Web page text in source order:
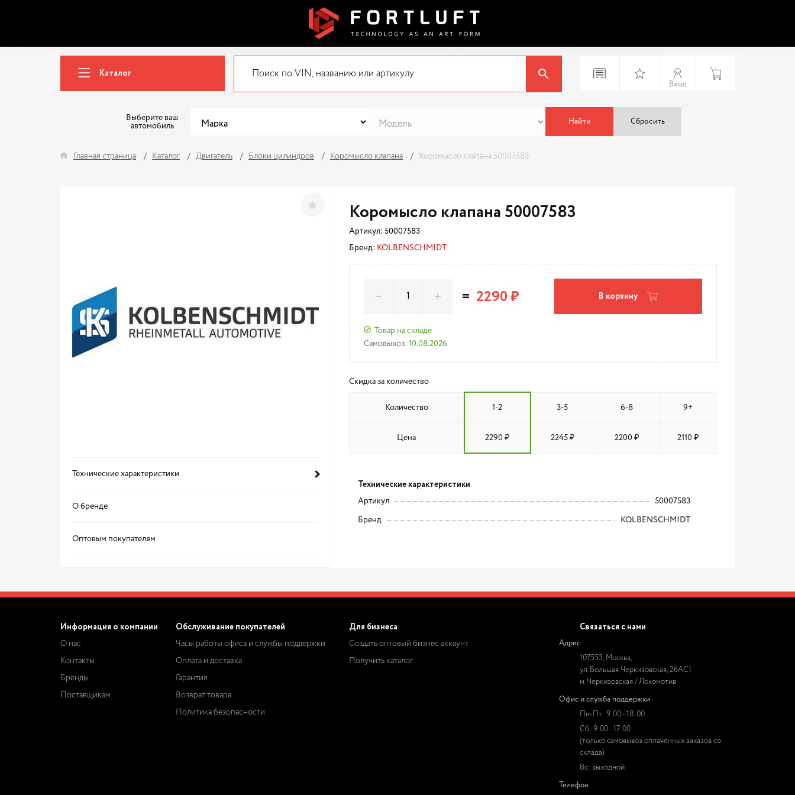
Каталог
Вход
Выберите ваш
автомобиль
Найти Сбросить
Главная страница Каталог Двигатель Блоки цилиндров Коромысло клапана Коромысло клапана 50007583
Технические характеристики
О бренде
Оптовым покупателям
Коромысло клапана 50007583
Артикул: 50007583
Бренд: KOLBENSCHMIDT
Товар на складе
Самовывоз: 10.08.2026
= 2290 ₽ В корзину
Скидка за количество
Количество 1-2 3-5 6-8 9+
Цена 2290 ₽ 2245 ₽ 2200 ₽ 2110 ₽
Технические характеристики
Артикул 50007583
Бренд KOLBENSCHMIDT
Информация о компании
О нас
Контакты
Бренды
Поставщикам
Обслуживание покупателей
Часы работы офиса и службы поддержки
Оплата и доставка
Гарантия
Возврат товара
Политика безопасности
Для бизнеса
Создать оптовый бизнес аккаунт
Получить каталог
Связаться с нами
Адрес
107553, Москва,
ул. Большая Черкизовская, 26АС1
м. Черкизовская / Локомотив
Офис и служба поддержки
Пн-Пт: 9:00 - 18:00
Сб: 9:00 - 17:00
(только самовывоз оплаченных заказов со
склада)
Вс: выходной
Телефон